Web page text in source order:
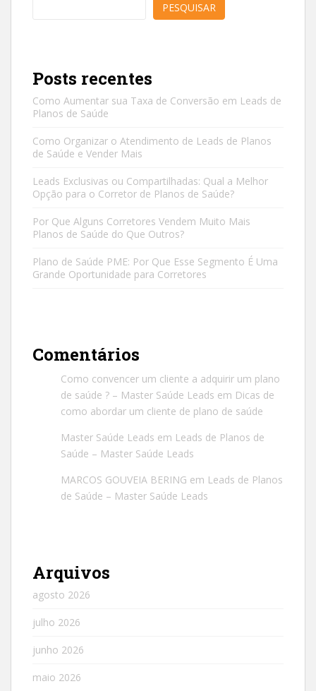
PESQUISAR
Posts recentes
Como Aumentar sua Taxa de Conversão em Leads de
Planos de Saúde
Como Organizar o Atendimento de Leads de Planos
de Saúde e Vender Mais
Leads Exclusivas ou Compartilhadas: Qual a Melhor
Opção para o Corretor de Planos de Saúde?
Por Que Alguns Corretores Vendem Muito Mais
Planos de Saúde do Que Outros?
Plano de Saúde PME: Por Que Esse Segmento É Uma
Grande Oportunidade para Corretores
Comentários
Como convencer um cliente a adquirir um plano
de saúde ? – Master Saúde Leads em Dicas de
como abordar um cliente de plano de saúde
Master Saúde Leads em Leads de Planos de
Saúde – Master Saúde Leads
MARCOS GOUVEIA BERING em Leads de Planos
de Saúde – Master Saúde Leads
Arquivos
agosto 2026
julho 2026
junho 2026
maio 2026